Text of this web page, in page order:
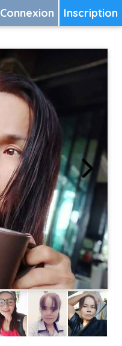
Inscription
Connexion